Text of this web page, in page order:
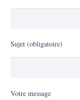
Sujet (obligatoire)
Votre message